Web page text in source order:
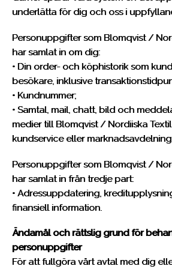
underlätta för dig och oss i
Personuppgifter som Blomqvist /
har samlat in om dig:
• Din order- och köphistorik som
besökare, inklusive
• Kundnummer;
• Samtal, mail, chatt, bild och
medier till Blomqvist / Nordiiska
kundservice eller
Personuppgifter som Blomqvist /
har samlat in från tredje part:
• Adressuppdatering,
finansiell information.
Ändamål och rättslig grund för
personuppgifter
För att fullgöra vårt avtal med dig